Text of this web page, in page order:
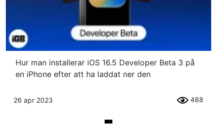
Hur man installerar iOS 16.5 Developer Beta 3 på
en iPhone efter att ha laddat ner den
26 apr 2023 488